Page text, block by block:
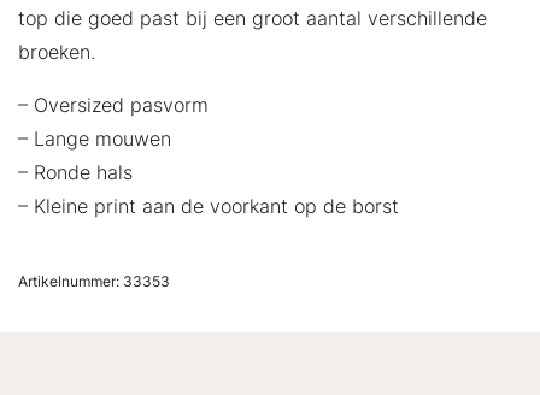
top die goed past bij een groot aantal verschillende
broeken.
– Oversized pasvorm
– Lange mouwen
– Ronde hals
– Kleine print aan de voorkant op de borst
Artikelnummer: 33353